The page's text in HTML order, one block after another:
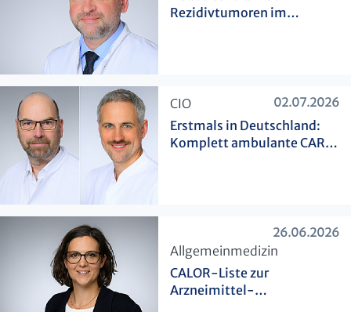
Rezidivtumoren im
02.07.2026
​CIO
Erstmals in Deutschland:
Komplett ambulante CAR-
26.06.2026
​Allgemeinmedizin
CALOR-Liste zur
Arzneimittel-